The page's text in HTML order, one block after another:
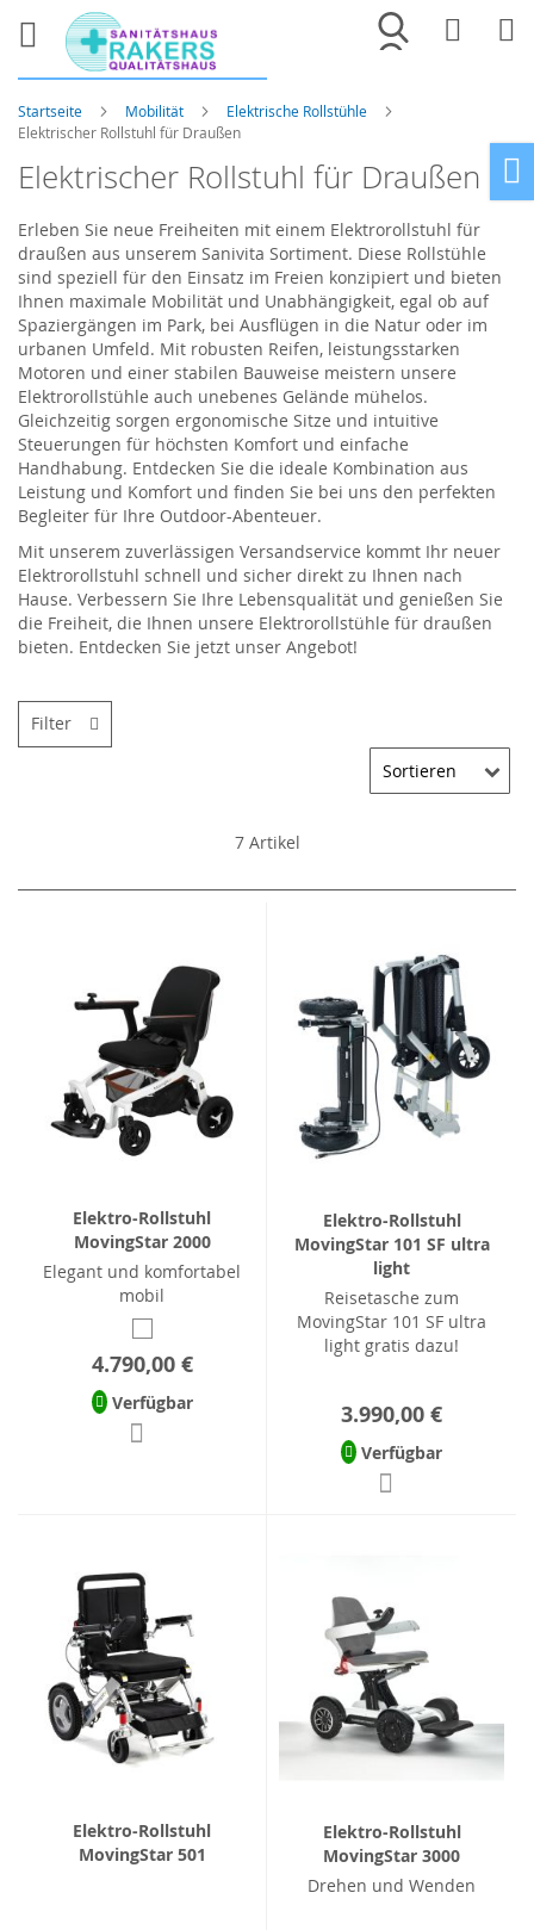
Merkliste
Startseite Mobilität
Elektrische Rollstühle
Elektrischer Rollstuhl für Draußen
Elektrischer Rollstuhl für Draußen
Erleben Sie neue Freiheiten mit einem Elektrorollstuhl für
draußen aus unserem Sanivita Sortiment. Diese Rollstühle
sind speziell für den Einsatz im Freien konzipiert und bieten
Ihnen maximale Mobilität und Unabhängigkeit, egal ob auf
Spaziergängen im Park, bei Ausflügen in die Natur oder im
urbanen Umfeld. Mit robusten Reifen, leistungsstarken
Motoren und einer stabilen Bauweise meistern unsere
Elektrorollstühle auch unebenes Gelände mühelos.
Gleichzeitig sorgen ergonomische Sitze und intuitive
Steuerungen für höchsten Komfort und einfache
Handhabung. Entdecken Sie die ideale Kombination aus
Leistung und Komfort und finden Sie bei uns den perfekten
Begleiter für Ihre Outdoor-Abenteuer.
Mit unserem zuverlässigen Versandservice kommt Ihr neuer
Elektrorollstuhl schnell und sicher direkt zu Ihnen nach
Hause. Verbessern Sie Ihre Lebensqualität und genießen Sie
die Freiheit, die Ihnen unsere Elektrorollstühle für draußen
bieten. Entdecken Sie jetzt unser Angebot!
7Artikel
Elektro-Rollstuhl
MovingStar 2000
Elegant und komfortabel
mobil
4.790,00 €
Verfügbar
Elektro-Rollstuhl
MovingStar 101 SF ultra
light
Reisetasche zum
MovingStar 101 SF ultra
light gratis dazu!
3.990,00 €
Verfügbar
Elektro-Rollstuhl
MovingStar 501
Elektro-Rollstuhl
MovingStar 3000
Drehen und Wenden
Filter